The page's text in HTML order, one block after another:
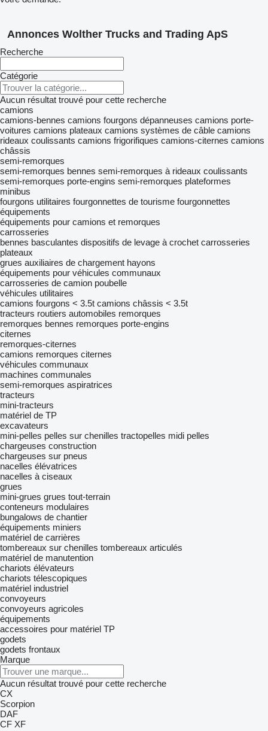
Annonces Wolther Trucks and Trading ApS
Recherche
Catégorie
Aucun résultat trouvé pour cette recherche
camions
camions-bennes camions fourgons dépanneuses camions porte-
voitures camions plateaux camions systèmes de câble camions
rideaux coulissants camions frigorifiques camions-citernes camions
châssis
semi-remorques
semi-remorques bennes semi-remorques à rideaux coulissants
semi-remorques porte-engins semi-remorques plateformes
minibus
fourgons utilitaires fourgonnettes de tourisme fourgonnettes
équipements
équipements pour camions et remorques
carrosseries
bennes basculantes dispositifs de levage à crochet carrosseries
plateaux
grues auxiliaires de chargement hayons
équipements pour véhicules communaux
carrosseries de camion poubelle
véhicules utilitaires
camions fourgons < 3.5t camions châssis < 3.5t
tracteurs routiers automobiles remorques
remorques bennes remorques porte-engins
citernes
remorques-citernes
camions remorques citernes
véhicules communaux
machines communales
semi-remorques aspiratrices
tracteurs
mini-tracteurs
matériel de TP
excavateurs
mini-pelles pelles sur chenilles tractopelles midi pelles
chargeuses construction
chargeuses sur pneus
nacelles élévatrices
nacelles à ciseaux
grues
mini-grues grues tout-terrain
conteneurs modulaires
bungalows de chantier
équipements miniers
matériel de carrières
tombereaux sur chenilles tombereaux articulés
matériel de manutention
chariots élévateurs
chariots télescopiques
matériel industriel
convoyeurs
convoyeurs agricoles
équipements
accessoires pour matériel TP
godets
godets frontaux
Marque
Aucun résultat trouvé pour cette recherche
CX
Scorpion
DAF
CF XF